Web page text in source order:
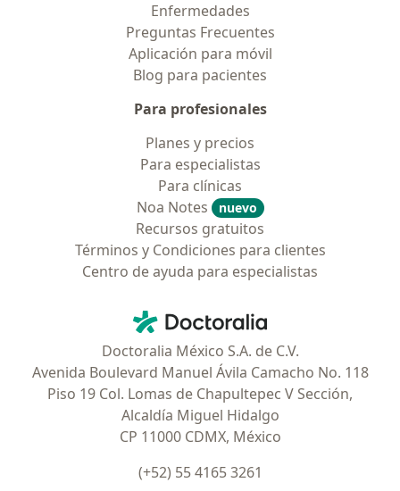
Enfermedades
Preguntas Frecuentes
Aplicación para móvil
Blog para pacientes
Para profesionales
Planes y precios
Para especialistas
Para clínicas
Noa Notes
nuevo
Recursos gratuitos
Términos y Condiciones para clientes
Centro de ayuda para especialistas
Doctoralia - Página de inicio
Doctoralia México S.A. de C.V.
Avenida Boulevard Manuel Ávila Camacho No. 118
Piso 19 Col. Lomas de Chapultepec V Sección,
Alcaldía Miguel Hidalgo
CP 11000 CDMX, México
(+52) 55 4165 3261